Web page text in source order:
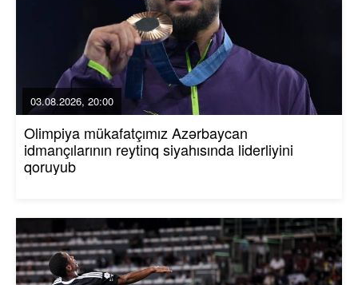
03.08.2026, 20:00
Olimpiya mükafatçımız Azərbaycan
idmançılarının reytinq siyahısında liderliyini
qoruyub